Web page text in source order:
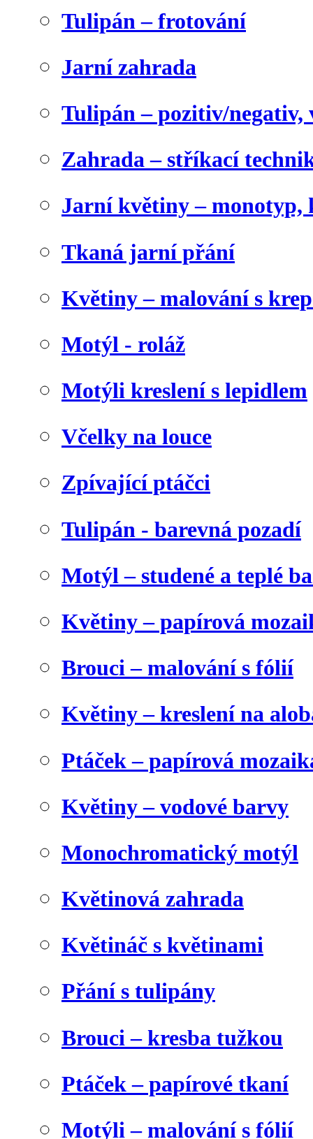
Tulipán – frotování
Jarní zahrada
Tulipán – pozitiv/negativ,
Zahrada – stříkací
Jarní květiny – monotyp,
Tkaná jarní přání
Květiny – malování s
Motýl - roláž
Motýli kreslení s lepidlem
Včelky na louce
Zpívající ptáčci
Tulipán - barevná pozadí
Motýl – studené a teplé
Květiny – papírová
Brouci – malování s fólií
Květiny – kreslení na
Ptáček – papírová
Květiny – vodové barvy
Monochromatický motýl
Květinová zahrada
Květináč s květinami
Přání s tulipány
Brouci – kresba tužkou
Ptáček – papírové tkaní
Motýli – malování s fólií